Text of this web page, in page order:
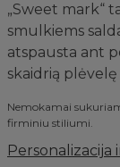
„Sweet mark“
smulkiems
atspausta ant
skaidrią
Nemokamai
firminiu stiliumi.
Personalizacija